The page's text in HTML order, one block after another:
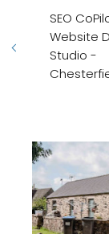
SEO
Website
Studio -